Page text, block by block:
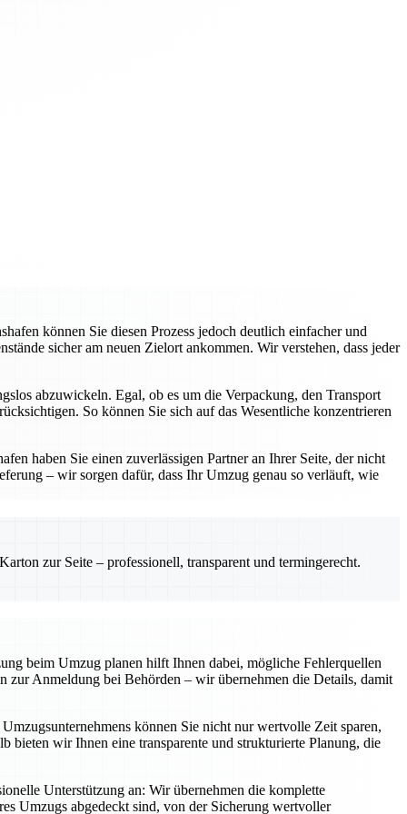
können Sie diesen Prozess jedoch deutlich einfacher und
sicher am neuen Zielort ankommen. Wir verstehen, dass jeder
abzuwickeln. Egal, ob es um die Verpackung, den Transport
So können Sie sich auf das Wesentliche konzentrieren
haben Sie einen zuverlässigen Partner an Ihrer Seite, der nicht
– wir sorgen dafür, dass Ihr Umzug genau so verläuft, wie
zur Seite – professionell, transparent und termingerecht.
beim Umzug planen hilft Ihnen dabei, mögliche Fehlerquellen
zur Anmeldung bei Behörden – wir übernehmen die Details, damit
können Sie nicht nur wertvolle Zeit sparen,
bieten wir Ihnen eine transparente und strukturierte Planung, die
Unterstützung an: Wir übernehmen die komplette
Umzugs abgedeckt sind, von der Sicherung wertvoller